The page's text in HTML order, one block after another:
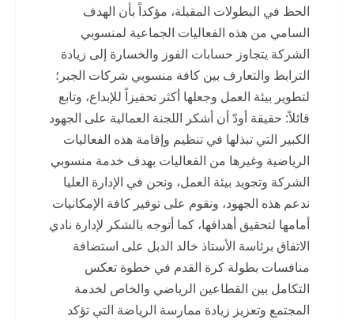
الحظ في البطولات المقبلة، مؤكداً بأن الهدف
السامي من هذه الفعاليات الجماعية لمنسوبي
الشركة يتجاوز حسابات الفوز والخسارة إلى زيادة
الترابط والتعارف بين كافة منسوبي شركات الجبر؛
لتطوير بيئة العمل وجعلها أكثر تحفيزاً للإبداع، وتابع
قائلاً: حقيقة أودّ أن أشكر اللجنة العمالية على الجهود
الكبير التي تبذلها في تنظيم وإقامة هذه الفعاليات
الرياضية وغيرها من الفعاليات بهدف خدمة منسوبي
الشركة وتجويد بيئة العمل، ونحن في الإدارة العليا
ندعم هذه الجهود، ونقوم على توفير كافة الإمكانيات
أمامها لتحقيق أهدافها، كما أتوجه بالشكر لإدارة نادي
الاتفاق برئاسة الأستاذ خالد الدبل على استضافة
منافسات بطولة كرة القدم في خطوة تعكس
التكامل بين القطاعين الرياضي والخاص لخدمة
المجتمع وتعزيز زيادة ممارسة الرياضة التي تؤكد